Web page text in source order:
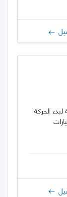
الحركة